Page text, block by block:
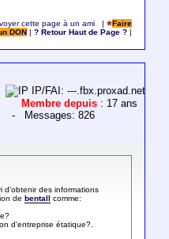
cette page à un ami |
Faire
DON
|? Retour Haut de Page ?
IP/FAI: ---.fbx.proxad.net
Membre depuis : 17 ans
- Messages: 826
d'obtenir des informations
de bentall
comme:
d'entreprise étatique?.